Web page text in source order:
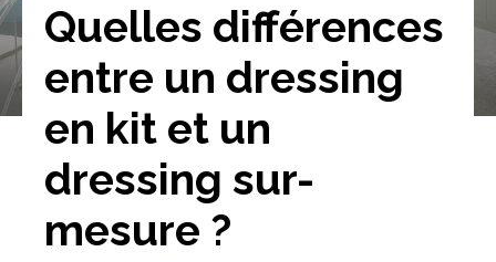
Bibliothèque Meuble tv
Quelles différences
entre un dressing
en kit et un
dressing sur-
mesure ?